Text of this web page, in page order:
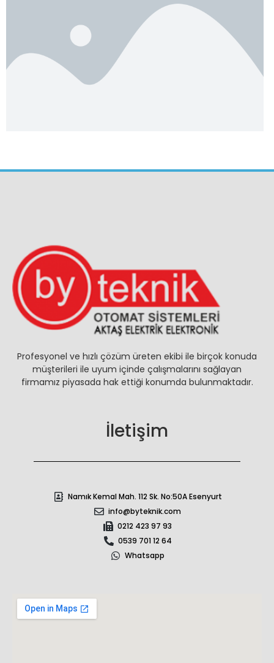
Profesyonel ve hızlı çözüm üreten ekibi ile birçok konuda
müşterileri ile uyum içinde çalışmalarını sağlayan
firmamız piyasada hak ettiği konumda bulunmaktadır.
İletişim
Namık Kemal Mah. 112 Sk. No:50A Esenyurt
info@byteknik.com
0212 423 97 93
0539 701 12 64
Whatsapp